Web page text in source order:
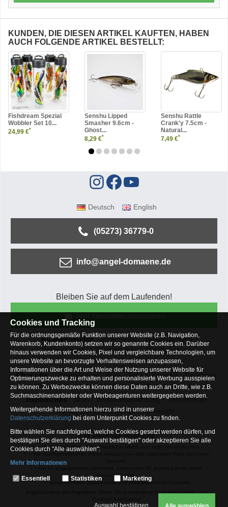
KUNDEN, DIE DIESEN ARTIKEL KAUFTEN, HABEN
AUCH FOLGENDE ARTIKEL BESTELLT:
Fishdream Spezial
Wobbler Set 10...
24,99 €*
Senshu Lipped
Smasher 9.6cm -
Ghost...
8,29 €*
Senshu Rattle
Crank'y 7.5cm -
Natural...
7,49 €*
Deutsch English
(05273) 36779-0
info@angel-domaene.de
Bleiben Sie auf dem Laufenden!
Kundenservice Mein Konto
Versandkosten
Zahlungsarten
Rücksendung
Kaufberatung
Häufige Fragen
Über uns
Unternehmen Blog Jobs & Praktika
Facebook
Osterfeldsee
Archiv Sitemap
Kontaktformular
Rechtliches
AGB Widerrufsbelehrung
Datenschutz
Altbatterie-Entsorgung
Impressum
Zur Desktop Webseite
* = Alle Preisangaben inkl. gesetzlicher MwSt. und zzgl.
Versandinfoseite.
2= ausgenommen Sonderpeise und preisgebundene Produkte.
Cookies und Tracking
Für die ordnungsgemäße Funktion unserer Website (z.B. Navigation,
Warenkorb, Kundenkonto) setzen wir so genannte Cookies ein. Darüber
hinaus verwenden wir Cookies, Pixel und vergleichbare Technologien, um
unsere Website an bevorzugte Verhaltensweisen anzupassen,
Informationen über die Art und Weise der Nutzung unserer Website für
Optimierungszwecke zu erhalten und personalisierte Werbung ausspielen
zu können. Zu Werbezwecke können diese Daten auch an Dritte, wie z.B.
Suchmaschinenanbieter oder Werbeagenturen weitergegeben werden.
Weitergehende Informationen hierzu sind in unserer
Datenschutzerklärung bei dem Unterpunkt Cookies zu finden.
Bitte wählen Sie nachfolgend, welche Cookies gesetzt werden dürfen, und
bestätigen Sie dies durch "Auswahl bestätigen" oder akzeptieren Sie alle
Cookies durch "Alle auswählen":
Mehr Informationen
Essentiell
weshalb auf diese nicht verzichtet werden kann
Essentiell Statistiken Marketing
Auswahl bestätigen